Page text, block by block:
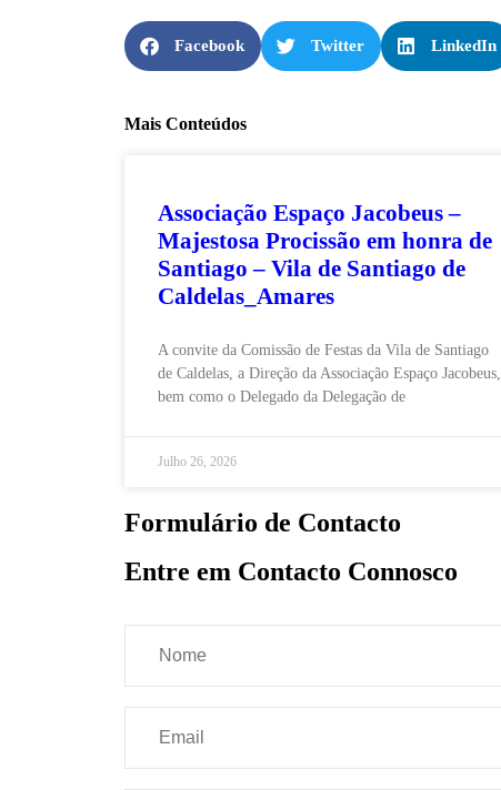
Facebook Twitter LinkedIn
Mais Conteúdos
Associação Espaço Jacobeus –
Majestosa Procissão em honra de
Santiago – Vila de Santiago de
Caldelas_Amares
A convite da Comissão de Festas da Vila de Santiago
de Caldelas, a Direção da Associação Espaço Jacobeus,
bem como o Delegado da Delegação de
Julho 26, 2026
Formulário de Contacto
Entre em Contacto Connosco